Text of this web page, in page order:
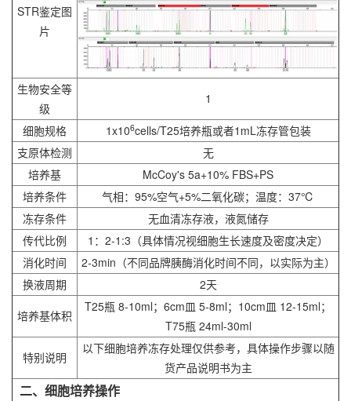
STR鉴定图
片
生物安全等
级
1
细胞规格 1x106cells/T25培养瓶或者1mL冻存管包装
支原体检测
无
培养基
McCoy's 5a+10% FBS+PS
培养条件
气相：95%空气+5%二氧化碳；温度：37℃
冻存条件
无血清冻存液，液氮储存
传代比例
1：2-1:3（具体情况视细胞生长速度及密度决定）
消化时间
2-3min（不同品牌胰酶消化时间不同，以实际为主）
换液周期
2天
培养基体积
T25瓶 8-10ml；6cm皿 5-8ml；10cm皿 12-15ml；
T75瓶 24ml-30ml
特别说明
以下细胞培养冻存处理仅供参考，具体操作步骤以随
货产品说明书为主
二、细胞培养操作